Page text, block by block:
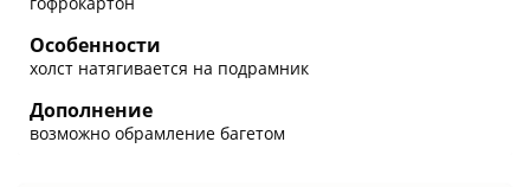
Особенности
холст натягивается на подрамник
Дополнение
возможно обрамление багетом